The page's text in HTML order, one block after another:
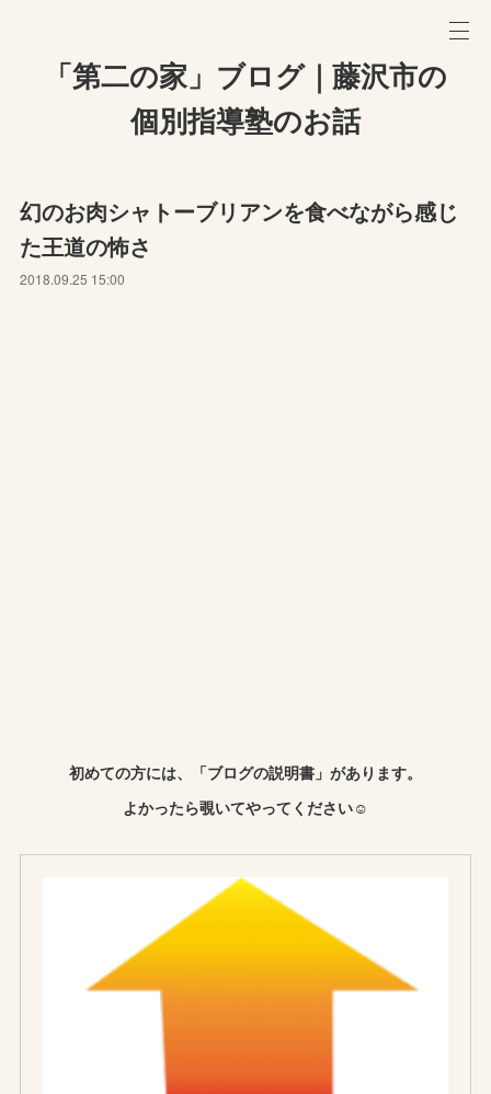
「第二の家」ブログ｜藤沢市の
個別指導塾のお話
幻のお肉シャトーブリアンを食べながら感じ
た王道の怖さ
2018.09.25 15:00
初めての方には、「ブログの説明書」があります。
よかったら覗いてやってください☺︎